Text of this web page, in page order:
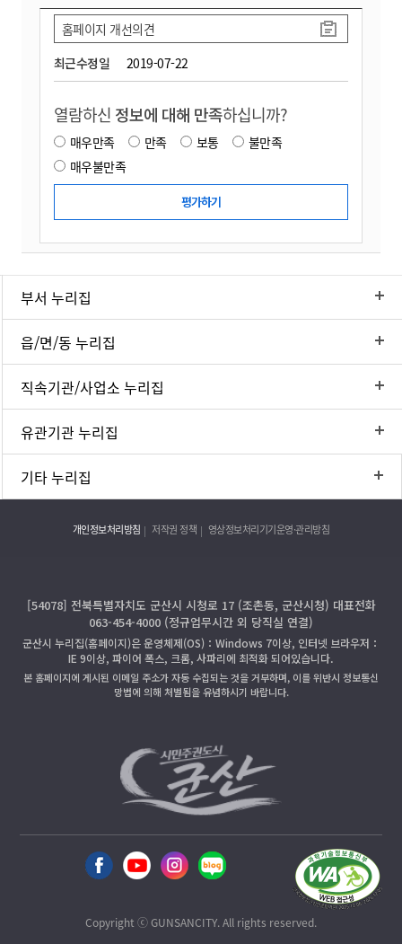
최근수정일 2019-07-22
홈페이지 개선의견
열람하신 정보에 대해 만족하십니까?
매우만족 만족 보통
불만족
매우불만족
부서 누리집
읍/면/동 누리집
직속기관/사업소 누리집
유관기관 누리집
기타 누리집
개인정보처리방침 저작권 정책 영상정보처리기기운영·관리방침
[54078] 전북특별자치도 군산시 시청로 17 (조촌동, 군산시청) 대표전화
063-454-4000 (정규업무시간 외 당직실 연결)
군산시 누리집(홈페이지)은 운영체제(OS)：Windows 7이상, 인터넷 브라우저：
IE 9이상, 파이어 폭스, 크롬, 사파리에 최적화 되어있습니다.
본 홈페이지에 게시된 이메일 주소가 자동 수집되는 것을 거부하며, 이를 위반시 정보통신
망법에 의해 처벌됨을 유념하시기 바랍니다.
Copyright ⓒ GUNSANCITY. All rights reserved.